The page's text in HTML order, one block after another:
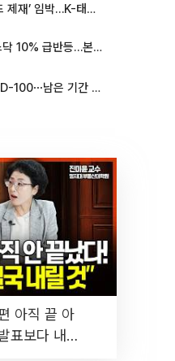
美 ‘232조 하이브리드 제재’ 임박…K-태양광, 불확실성 털고 날개 다나
[베스트&워스트] 코스닥 10% 급반등…본느, 최대주주 변경 기대에 270% 폭등
'개편 전 마지막 수능' D-100⋯남은 기간 성적 올릴 전략은
아직 끝 아
표보다 내릴